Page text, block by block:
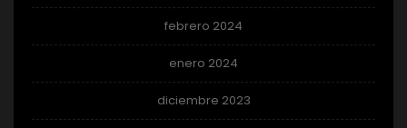
febrero 2024
enero 2024
diciembre 2023